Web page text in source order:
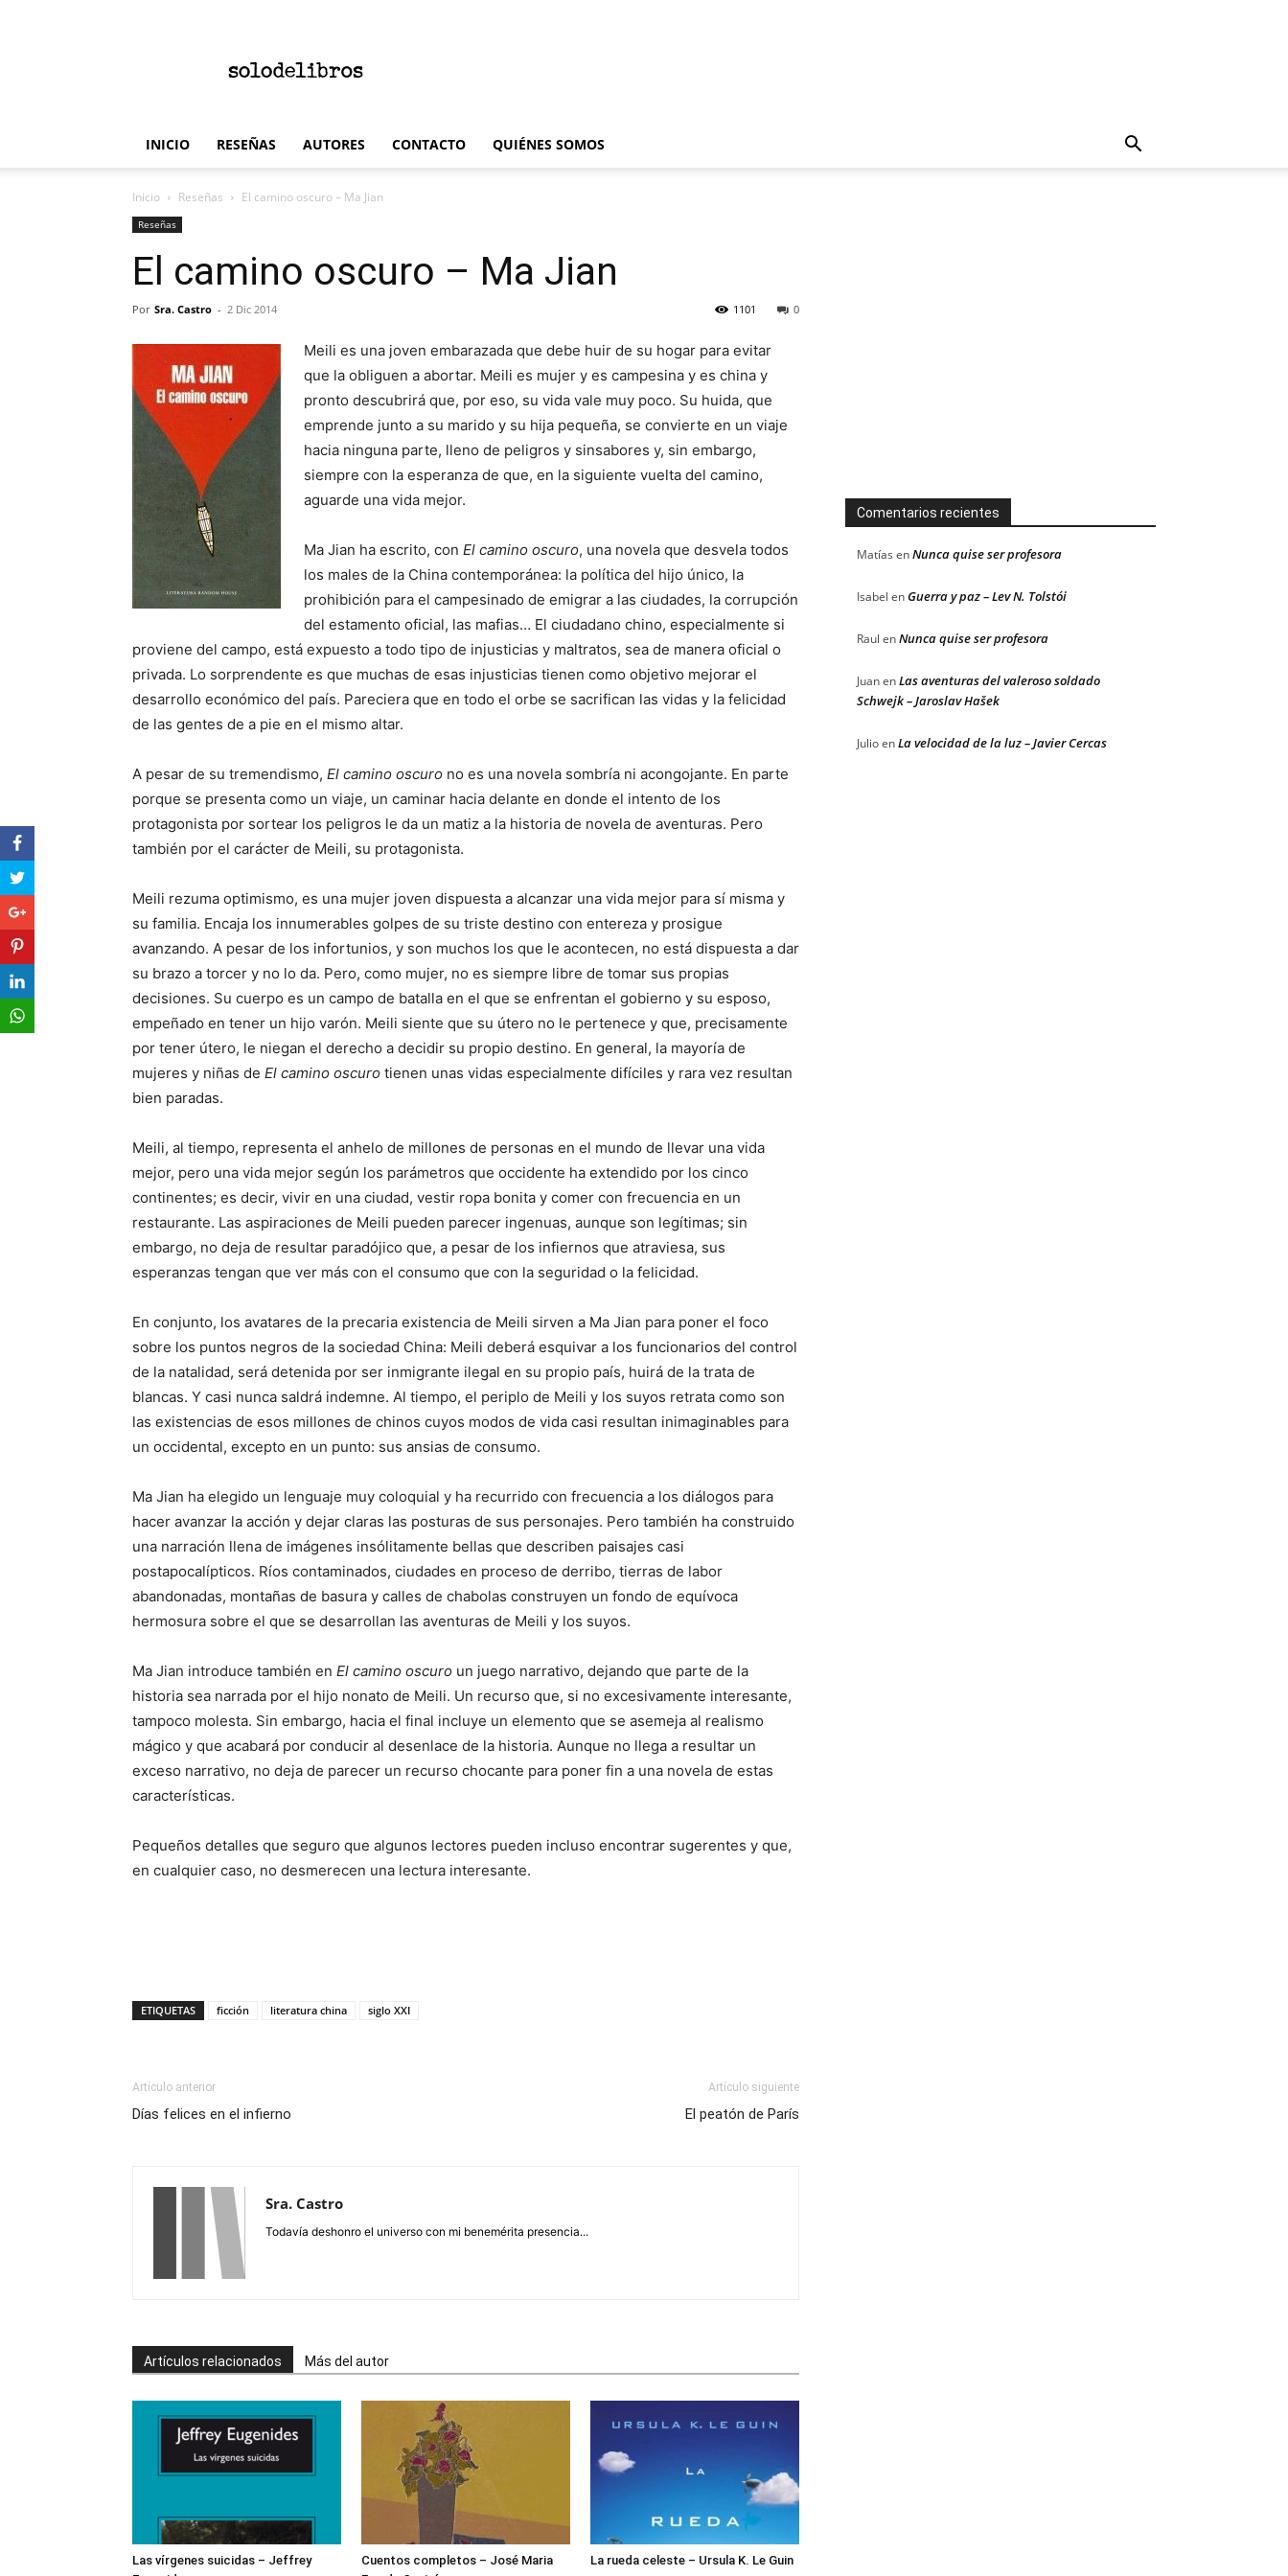
INICIO RESEÑAS AUTORES CONTACTO QUIÉNES SOMOS
Inicio Reseñas El camino oscuro – Ma Jian
Reseñas
El camino oscuro – Ma Jian
Por Sra. Castro - 2 Dic 2014 0
1101
Meili es una joven embarazada que debe huir de su hogar para evitar
que la obliguen a abortar. Meili es mujer y es campesina y es china y
pronto descubrirá que, por eso, su vida vale muy poco. Su huida, que
emprende junto a su marido y su hija pequeña, se convierte en un viaje
hacia ninguna parte, lleno de peligros y sinsabores y, sin embargo,
siempre con la esperanza de que, en la siguiente vuelta del camino,
aguarde una vida mejor.
Ma Jian ha escrito, con El camino oscuro, una novela que desvela todos
los males de la China contemporánea: la política del hijo único, la
prohibición para el campesinado de emigrar a las ciudades, la corrupción
del estamento oficial, las mafias… El ciudadano chino, especialmente si
proviene del campo, está expuesto a todo tipo de injusticias y maltratos, sea de manera oficial o
privada. Lo sorprendente es que muchas de esas injusticias tienen como objetivo mejorar el
desarrollo económico del país. Pareciera que en todo el orbe se sacrifican las vidas y la felicidad
de las gentes de a pie en el mismo altar.
A pesar de su tremendismo, El camino oscuro no es una novela sombría ni acongojante. En parte
porque se presenta como un viaje, un caminar hacia delante en donde el intento de los
protagonista por sortear los peligros le da un matiz a la historia de novela de aventuras. Pero
también por el carácter de Meili, su protagonista.
Meili rezuma optimismo, es una mujer joven dispuesta a alcanzar una vida mejor para sí misma y
su familia. Encaja los innumerables golpes de su triste destino con entereza y prosigue
avanzando. A pesar de los infortunios, y son muchos los que le acontecen, no está dispuesta a dar
su brazo a torcer y no lo da. Pero, como mujer, no es siempre libre de tomar sus propias
decisiones. Su cuerpo es un campo de batalla en el que se enfrentan el gobierno y su esposo,
empeñado en tener un hijo varón. Meili siente que su útero no le pertenece y que, precisamente
por tener útero, le niegan el derecho a decidir su propio destino. En general, la mayoría de
mujeres y niñas de El camino oscuro tienen unas vidas especialmente difíciles y rara vez resultan
bien paradas.
Meili, al tiempo, representa el anhelo de millones de personas en el mundo de llevar una vida
mejor, pero una vida mejor según los parámetros que occidente ha extendido por los cinco
continentes; es decir, vivir en una ciudad, vestir ropa bonita y comer con frecuencia en un
restaurante. Las aspiraciones de Meili pueden parecer ingenuas, aunque son legítimas; sin
embargo, no deja de resultar paradójico que, a pesar de los infiernos que atraviesa, sus
esperanzas tengan que ver más con el consumo que con la seguridad o la felicidad.
En conjunto, los avatares de la precaria existencia de Meili sirven a Ma Jian para poner el foco
sobre los puntos negros de la sociedad China: Meili deberá esquivar a los funcionarios del control
de la natalidad, será detenida por ser inmigrante ilegal en su propio país, huirá de la trata de
blancas. Y casi nunca saldrá indemne. Al tiempo, el periplo de Meili y los suyos retrata como son
las existencias de esos millones de chinos cuyos modos de vida casi resultan inimaginables para
un occidental, excepto en un punto: sus ansias de consumo.
Ma Jian ha elegido un lenguaje muy coloquial y ha recurrido con frecuencia a los diálogos para
hacer avanzar la acción y dejar claras las posturas de sus personajes. Pero también ha construido
una narración llena de imágenes insólitamente bellas que describen paisajes casi
postapocalípticos. Ríos contaminados, ciudades en proceso de derribo, tierras de labor
abandonadas, montañas de basura y calles de chabolas construyen un fondo de equívoca
hermosura sobre el que se desarrollan las aventuras de Meili y los suyos.
Ma Jian introduce también en El camino oscuro un juego narrativo, dejando que parte de la
historia sea narrada por el hijo nonato de Meili. Un recurso que, si no excesivamente interesante,
tampoco molesta. Sin embargo, hacia el final incluye un elemento que se asemeja al realismo
mágico y que acabará por conducir al desenlace de la historia. Aunque no llega a resultar un
exceso narrativo, no deja de parecer un recurso chocante para poner fin a una novela de estas
características.
Pequeños detalles que seguro que algunos lectores pueden incluso encontrar sugerentes y que,
en cualquier caso, no desmerecen una lectura interesante.
ETIQUETAS ficción literatura china siglo XXI
Artículo anterior
Días felices en el infierno
Artículo siguiente
El peatón de París
Sra. Castro
Todavía deshonro el universo con mi benemérita presencia...
Artículos relacionados Más del autor
Las vírgenes suicidas – Jeffrey
Cuentos completos – José Maria
La rueda celeste – Ursula K. Le Guin
Comentarios recientes
Matías enNunca quise ser profesora
Isabel enGuerra y paz – Lev N. Tolstói
Raul enNunca quise ser profesora
JuanenLas aventuras del valeroso soldado
Schwejk – Jaroslav Hašek
JulioenLa velocidad de la luz – Javier Cercas